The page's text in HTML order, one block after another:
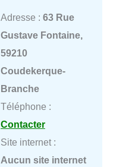
Adresse : 63 Rue
Gustave Fontaine,
59210
Coudekerque-
Branche
Téléphone :
Contacter
Site internet :
Aucun site internet